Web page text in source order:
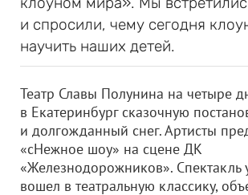
и спросили, чему сегодня
научить наших детей.
Театр Славы Полунина на четыре
в Екатеринбург сказочную
и долгожданный снег. Артисты
«сНежное шоу» на сцене ДК
«Железнодорожников». Спектакль
вошел в театральную классику,